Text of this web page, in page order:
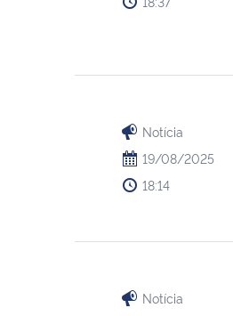
Notícia
19/08/2025
18:14
Notícia